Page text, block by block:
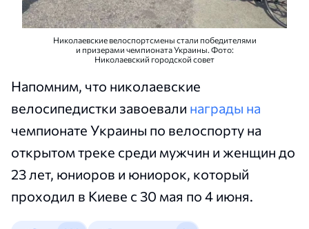
Николаевские велоспортсмены стали победителями
и призерами чемпионата Украины. Фото:
Николаевский городской совет
Напомним, что николаевские
велосипедистки завоевали награды на
чемпионате Украины по велоспорту на
открытом треке среди мужчин и женщин до
23 лет, юниоров и юниорок, который
проходил в Киеве с 30 мая по 4 июня.